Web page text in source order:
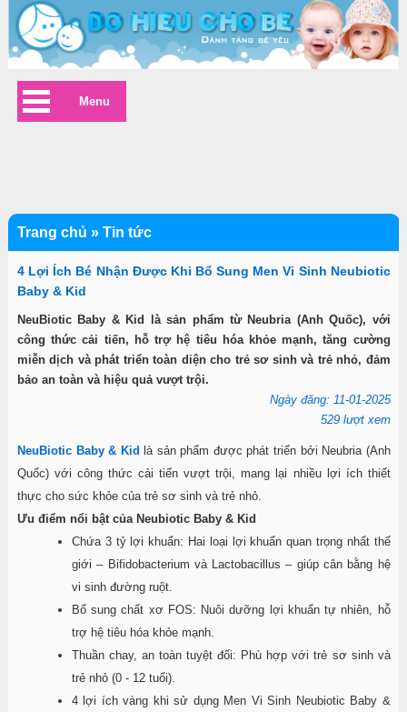
4 Lợi Ích Bé Nhận Được Khi Bổ Sung Men Vi Sinh Neubiotic
Baby & Kid
NeuBiotic Baby & Kid là sản phẩm từ Neubria (Anh Quốc), với
công thức cải tiến, hỗ trợ hệ tiêu hóa khỏe mạnh, tăng cường
miễn dịch và phát triển toàn diện cho trẻ sơ sinh và trẻ nhỏ, đảm
bảo an toàn và hiệu quả vượt trội.
Ngày đăng: 11-01-2025
529 lượt xem
NeuBiotic Baby & Kid là sản phẩm được phát triển bởi Neubria (Anh
Quốc) với công thức cải tiến vượt trội, mang lại nhiều lợi ích thiết
thực cho sức khỏe của trẻ sơ sinh và trẻ nhỏ.
Ưu điểm nổi bật của Neubiotic Baby & Kid
Chứa 3 tỷ lợi khuẩn: Hai loại lợi khuẩn quan trọng nhất thế
giới – Bifidobacterium và Lactobacillus – giúp cân bằng hệ
vi sinh đường ruột.
Bổ sung chất xơ FOS: Nuôi dưỡng lợi khuẩn tự nhiên, hỗ
trợ hệ tiêu hóa khỏe mạnh.
Thuần chay, an toàn tuyệt đối: Phù hợp với trẻ sơ sinh và
trẻ nhỏ (0 - 12 tuổi).
4 lợi ích vàng khi sử dụng Men Vi Sinh Neubiotic Baby &
Trang chủ » Tin tức
Menu